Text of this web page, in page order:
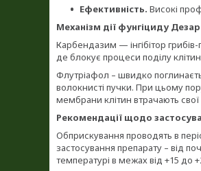
Ефективність. Високі
Механізм дії фунгіциду
Карбендазим — інгібітор грибів-
де блокує процеси поділу клітин
Флутріафол – швидко
волокнисті пучки. При цьому
мембрани клітин втрачають свої
Рекомендації щодо
Обприскування проводять в
застосування препарату – від
температурі в межах від +15 до